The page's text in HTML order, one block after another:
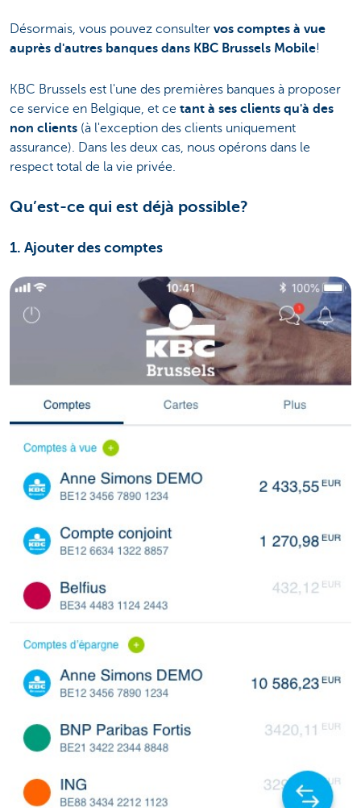
Désormais, vous pouvez consulter vos comptes à vue
auprès d'autres banques dans KBC Brussels Mobile!
KBC Brussels est l'une des premières banques à proposer
ce service en Belgique, et ce tant à ses clients qu'à des
non clients (à l'exception des clients uniquement
assurance). Dans les deux cas, nous opérons dans le
respect total de la vie privée.
Qu’est-ce qui est déjà possible?
1. Ajouter des comptes